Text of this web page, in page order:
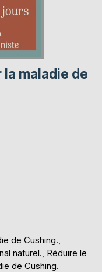
maladie de
de Cushing.,
naturel., Réduire le
de Cushing.